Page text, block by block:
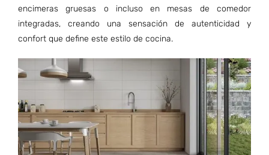
encimeras gruesas o incluso en mesas de comedor
integradas, creando una sensación de autenticidad y
confort que define este estilo de cocina.